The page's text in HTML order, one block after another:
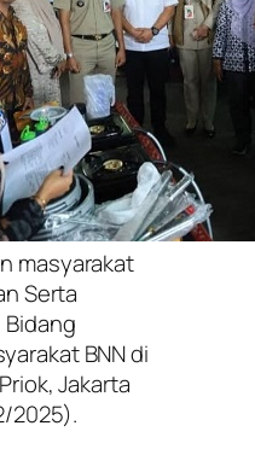
masyarakat
Serta
BNN di
Jakarta
2025).